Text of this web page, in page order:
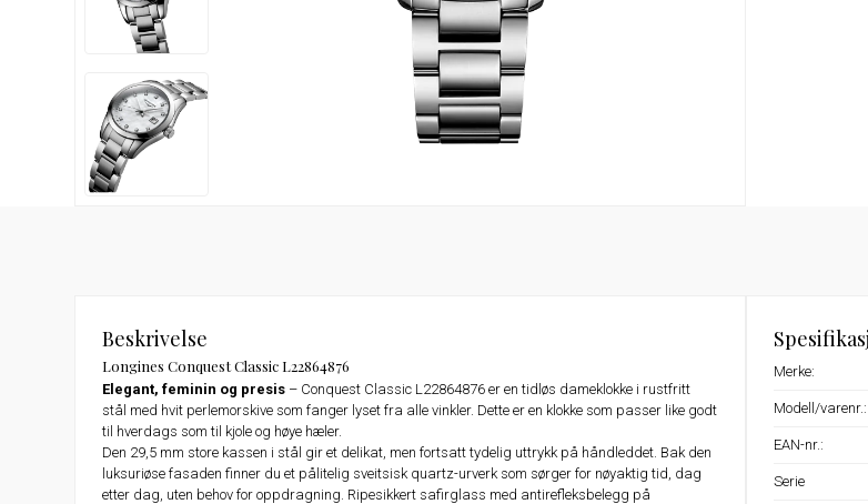
Beskrivelse
Longines Conquest Classic L22864876
Elegant, feminin og presis – Conquest Classic L22864876 er en tidløs dameklokke i rustfritt
stål med hvit perlemorskive som fanger lyset fra alle vinkler. Dette er en klokke som passer like godt
til hverdags som til kjole og høye hæler.
Den 29,5 mm store kassen i stål gir et delikat, men fortsatt tydelig uttrykk på håndleddet. Bak den
luksuriøse fasaden finner du et pålitelig sveitsisk quartz-urverk som sørger for nøyaktig tid, dag
etter dag, uten behov for oppdragning. Ripesikkert safirglass med antirefleksbelegg på
Merke:
Modell/varenr.:
EAN-nr.:
Serie